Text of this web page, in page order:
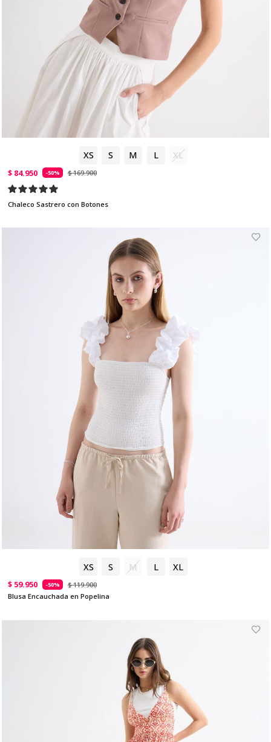
XS S M L XL
$ 84.950 -50% $ 169.900
Chaleco Sastrero con Botones
XS S M L XL
$ 59.950 -50%
$ 119.900
Blusa Encauchada en Popelina